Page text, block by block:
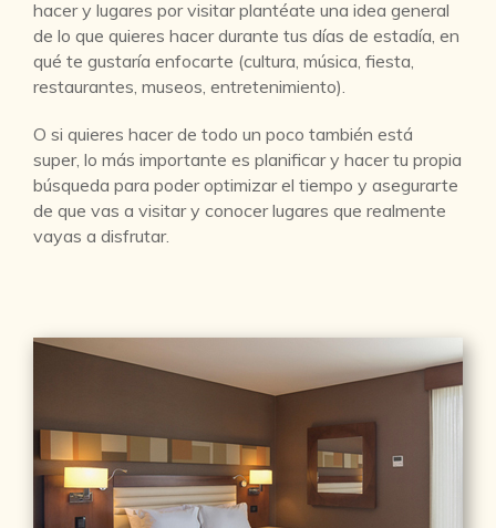
hacer y lugares por visitar plantéate una idea general
de lo que quieres hacer durante tus días de estadía, en
qué te gustaría enfocarte (cultura, música, fiesta,
restaurantes, museos, entretenimiento).
O si quieres hacer de todo un poco también está
super, lo más importante es planificar y hacer tu propia
búsqueda para poder optimizar el tiempo y asegurarte
de que vas a visitar y conocer lugares que realmente
vayas a disfrutar.